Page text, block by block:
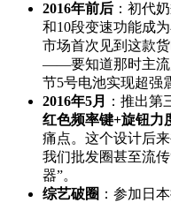
2016年前后 ：初代
和10段变速功能成
市场首次见到这款
——要知道那时主流
节5号电池实现超强
2016年5月
：推出第
红色频率键+旋钮力
痛点。这个设计后
我们批发圈甚至流
器”。
综艺破圈 ：参加日